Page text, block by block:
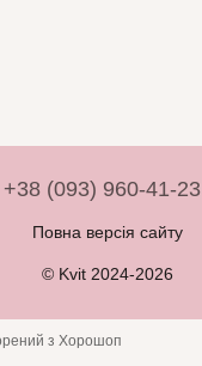
+38 (093) 960-41-23
Повна версія сайту
© Kvit 2024-2026
з Хорошоп